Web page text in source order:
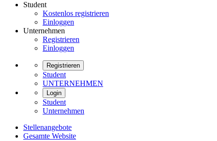
Student
Kostenlos registrieren
Einloggen
Unternehmen
Registrieren
Einloggen
Registrieren
Student
UNTERNEHMEN
Login
Student
Unternehmen
Stellenangebote
Gesamte Website